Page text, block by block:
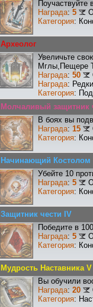
Поучаствуйте
Награда: 5
Категория:
Археолог
Увеличьте
Мглы,Пещере
Награда: 50
Награда:
Категория:
Молчаливый защитник
В боях вы
Награда: 15
Категория:
Начинающий Костолом
Убейте 10
Награда: 5
Категория:
Защитник чести IV
Победите в
Награда: 5
Категория:
Мудрость Наставника V
Вы обучили
Награда: 20
Категория: